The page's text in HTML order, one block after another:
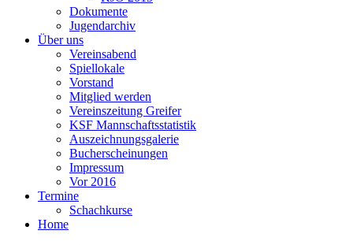
Dokumente
Jugendarchiv
Über uns
Vereinsabend
Spiellokale
Vorstand
Mitglied werden
Vereinszeitung Greifer
KSF Mannschaftsstatistik
Auszeichnungsgalerie
Bucherscheinungen
Impressum
Vor 2016
Termine
Schachkurse
Home